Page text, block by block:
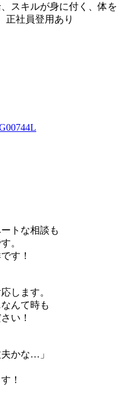
スキルが身に付く、体を
正社員登用あり
トな相談も
。
す！
します。
んて時も
い！
かな…」
！